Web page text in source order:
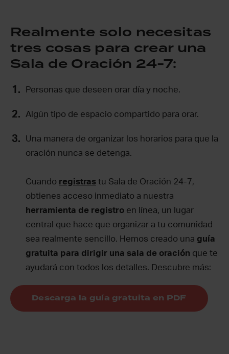
Realmente solo necesitas
tres cosas para crear una
Sala de Oración 24-7:
Personas que deseen orar día y noche.
Algún tipo de espacio compartido para orar.
Una manera de organizar los horarios para que la
oración nunca se detenga.
Cuando registras tu Sala de Oración 24-7,
obtienes acceso inmediato a nuestra
herramienta de registro en línea, un lugar
central que hace que organizar a tu comunidad
sea realmente sencillo. Hemos creado una guía
gratuita para dirigir una sala de oración que te
ayudará con todos los detalles. Descubre más:
Descarga la guía gratuita en PDF